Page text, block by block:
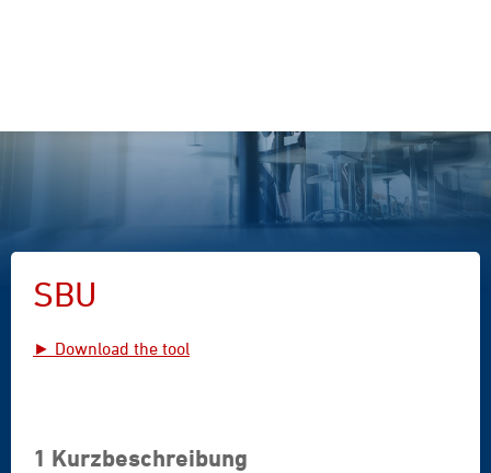
SBU
► Download the tool
1 Kurzbeschreibung